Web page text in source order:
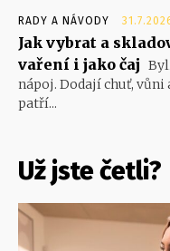
RADY A NÁVODY
Jak vybrat a
vaření i jako čaj
nápoj. Dodají chuť, vůni
patří...
Už jste četli?